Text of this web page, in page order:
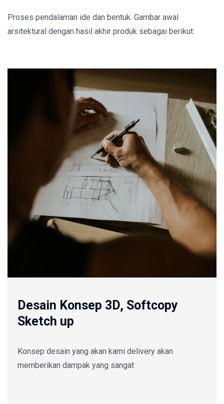
Proses pendalaman ide dan bentuk. Gambar awal
arsitektural dengan hasil akhir produk sebagai berikut:
Desain Konsep 3D, Softcopy
Sketch up
Konsep desain yang akan kami delivery akan
memberikan dampak yang sangat